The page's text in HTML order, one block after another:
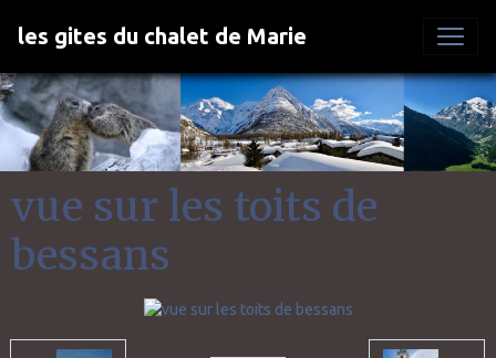
les gites du chalet de Marie
vue sur les toits de
bessans